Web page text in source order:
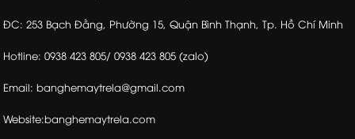
ĐC: 253 Bạch Đằng, Phường 15, Quận Bình Thạnh, Tp. Hồ Chí Minh
Hotline: 0938 423 805/ 0938 423 805 (zalo)
Email: banghemaytrela@gmail.com
Website:banghemaytrela.com